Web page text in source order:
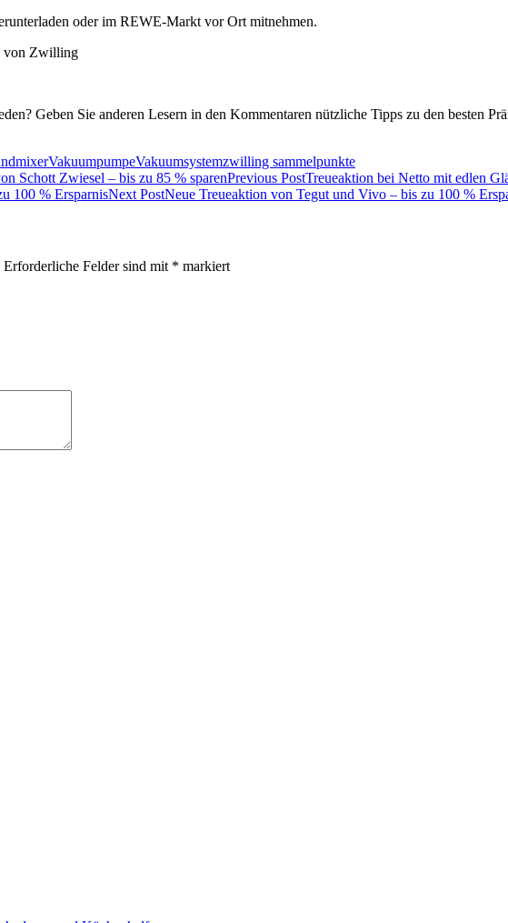
oder im REWE-Markt vor Ort mitnehmen.
von Zwilling
Geben Sie anderen Lesern in den Kommentaren nützliche Tipps zu den besten
VakuumpumpeVakuumsystemzwilling sammelpunkte
Previous PostTreueaktion bei Netto mit edlen
Next PostNeue Treueaktion von Tegut und Vivo – bis zu 100 %
Erforderliche Felder sind mit * markiert